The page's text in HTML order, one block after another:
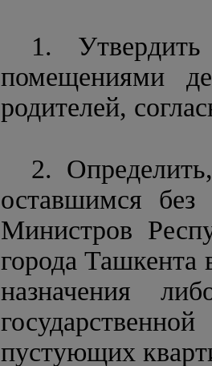
1.
помещениями
родителей,
2.
оставшимся без
Министров
города
назначения
пустующих